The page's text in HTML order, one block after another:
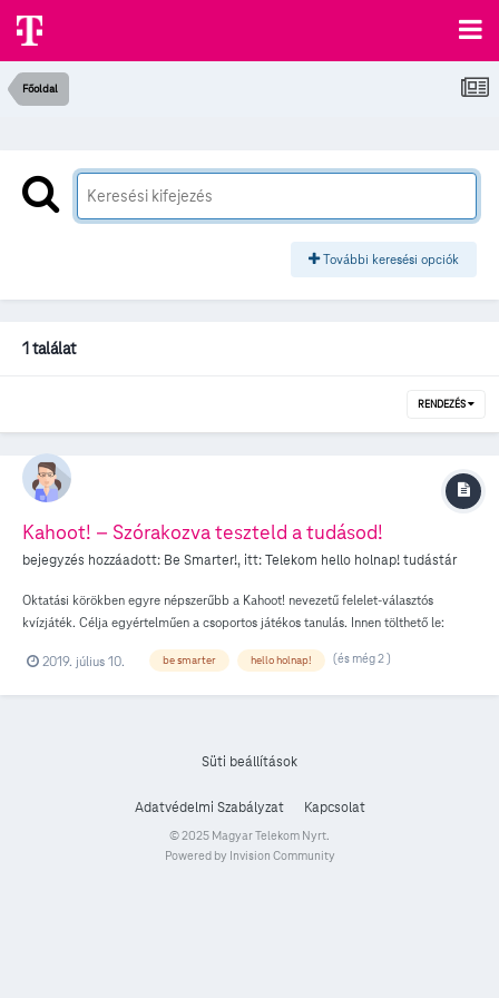
Főoldal
További keresési opciók
1 találat
RENDEZÉS
Kahoot! – Szórakozva teszteld a tudásod!
bejegyzés hozzáadott: Be Smarter!, itt:Telekom hello holnap! tudástár
Oktatási körökben egyre népszerűbb a Kahoot! nevezetű felelet-választós
kvízjáték. Célja egyértelműen a csoportos játékos tanulás. Innen tölthető le:
van regisztrálni, amely a kvízek tárolása, és későbbiekben történő visszanézése
lehetőségek közül. A játékhoz való csatlakozás egy 4 számjegyű kód beütése
2019. július 10. be smarter hello holnap! (és még 2 )
Süti beállítások
Adatvédelmi Szabályzat Kapcsolat
© 2025 Magyar Telekom Nyrt.
Powered by Invision Community